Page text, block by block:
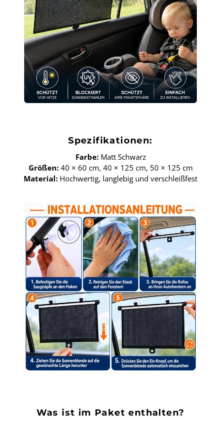
Spezifikationen:
Farbe:Matt Schwarz
Größen:40 × 60 cm, 40 × 125 cm, 50 × 125 cm
Material: Hochwertig, langlebig und verschleißfest
Was ist im Paket enthalten?